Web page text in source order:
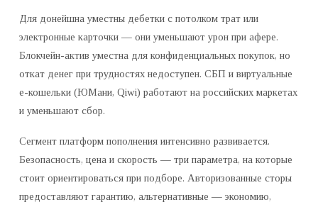
Для донейшна уместны дебетки с потолком трат или
электронные карточки — они уменьшают урон при афере.
Блокчейн-актив уместна для конфиденциальных покупок, но
откат денег при трудностях недоступен. СБП и виртуальные
е-кошельки (ЮМани, Qiwi) работают на российских маркетах
и уменьшают сбор.
Сегмент платформ пополнения интенсивно развивается.
Безопасность, цена и скорость — три параметра, на которые
стоит ориентироваться при подборе. Авторизованные сторы
предоставляют гарантию, альтернативные — экономию,